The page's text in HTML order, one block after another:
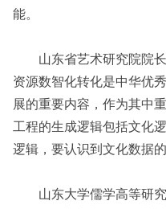
能。
山东省艺术研究院院长
资源数智化转化是中华优
展的重要内容，作为其中
工程的生成逻辑包括文化
逻辑，要认识到文化数据
山东大学儒学高等研究